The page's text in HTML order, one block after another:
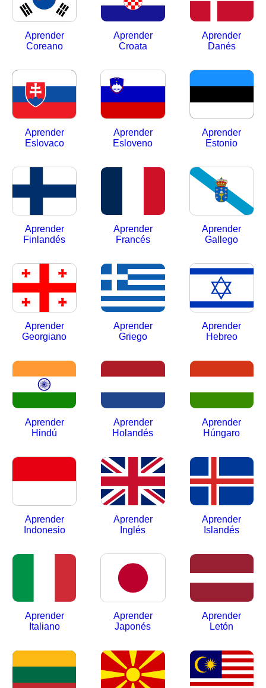
Aprender
Coreano
Aprender
Croata
Aprender
Danés
Aprender
Eslovaco
Aprender
Esloveno
Aprender
Estonio
Aprender
Finlandés
Aprender
Francés
Aprender
Gallego
Aprender
Georgiano
Aprender
Griego
Aprender
Hebreo
Aprender
Hindú
Aprender
Holandés
Aprender
Húngaro
Aprender
Indonesio
Aprender
Inglés
Aprender
Islandés
Aprender
Italiano
Aprender
Japonés
Aprender
Letón